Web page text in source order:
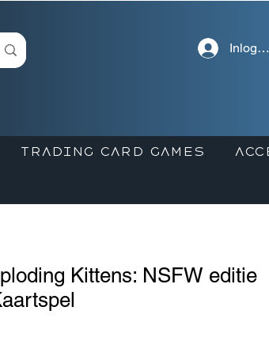
TRADING CARD GAMES
Kittens: NSFW editie